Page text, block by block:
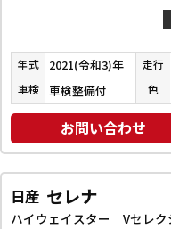
年式 2021(令和3)年 走行
車検 車検整備付 色
お問い合わせ
日産 セレナ